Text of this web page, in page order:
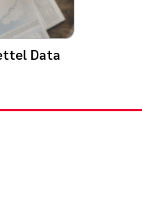
Data